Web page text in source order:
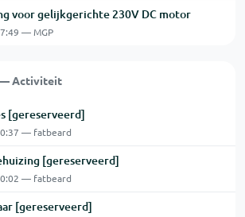
voor gelijkgerichte 230V DC motor
— MGP
— Activiteit
[gereserveerd]
— fatbeard
[gereserveerd]
— fatbeard
[gereserveerd]